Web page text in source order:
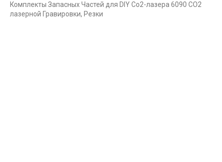
Комплекты Запасных Частей для DIY Со2-лазера 6090 CO2
лазерной Гравировки, Резки